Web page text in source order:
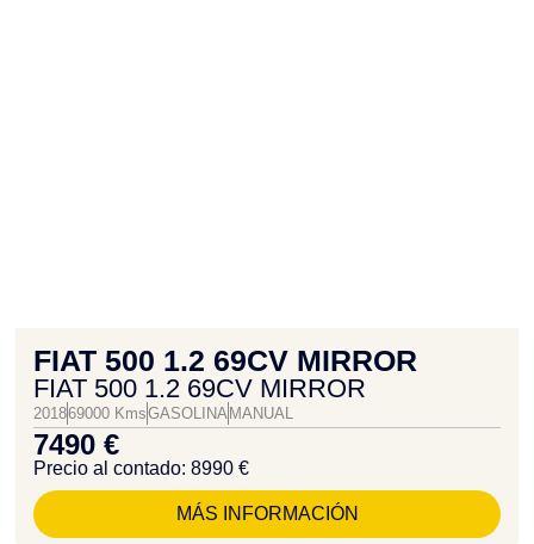
FIAT 500 1.2 69CV MIRROR
FIAT 500 1.2 69CV MIRROR
201869000 KmsGASOLINA MANUAL
7490 €
Precio al contado: 8990 €
MÁS INFORMACIÓN